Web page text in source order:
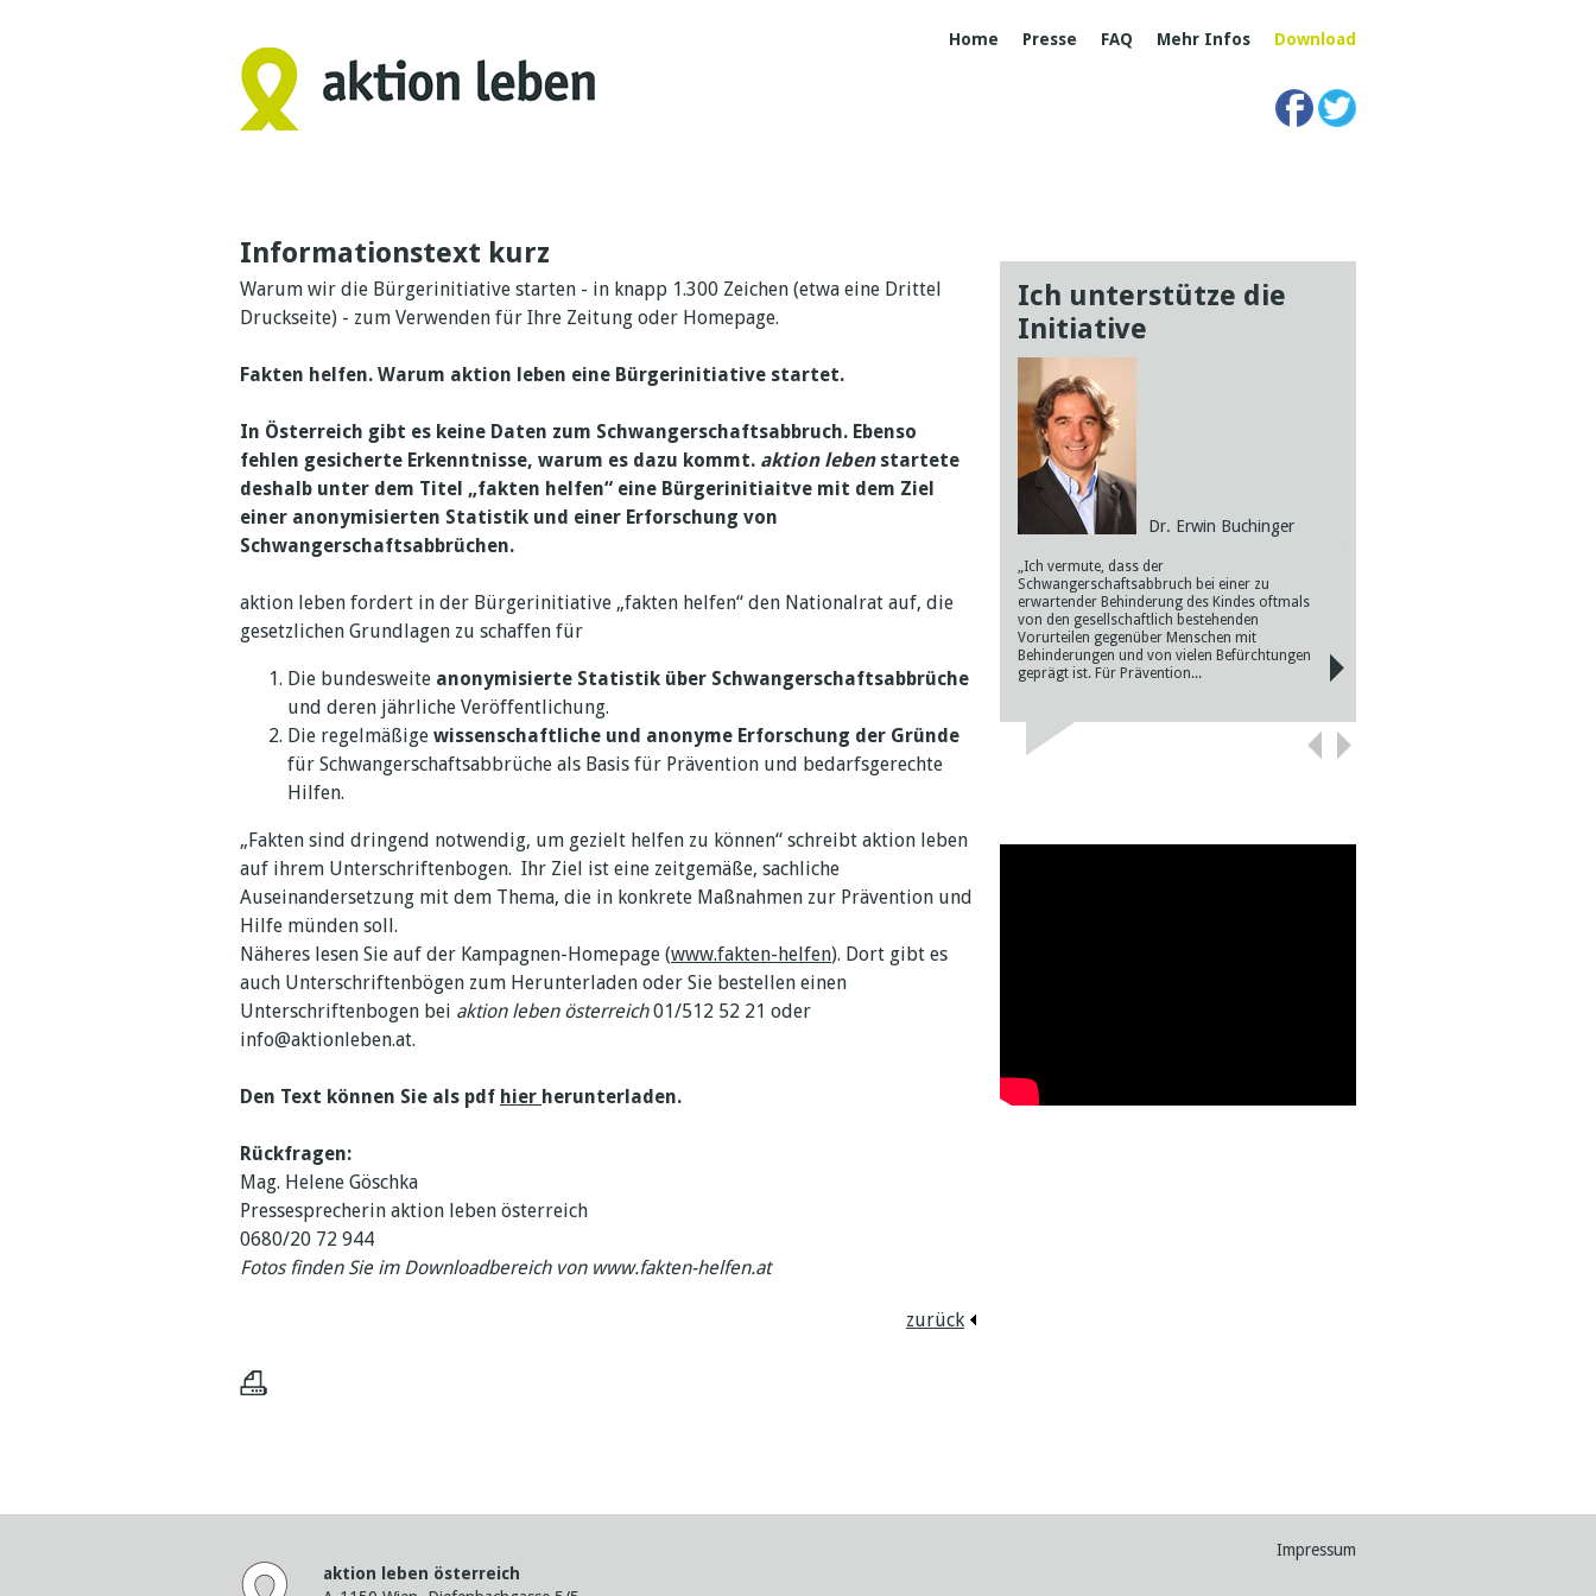
Home Presse FAQ Mehr Infos Download
Informationstext kurz
Warum wir die Bürgerinitiative starten - in knapp 1.300 Zeichen (etwa eine Drittel
Druckseite) - zum Verwenden für Ihre Zeitung oder Homepage.
Fakten helfen. Warum aktion leben eine Bürgerinitiative startet.
In Österreich gibt es keine Daten zum Schwangerschaftsabbruch. Ebenso
fehlen gesicherte Erkenntnisse, warum es dazu kommt. aktion lebenstartete
deshalb unter dem Titel „fakten helfen“ eine Bürgerinitiaitve mit dem Ziel
einer anonymisierten Statistik und einer Erforschung von
Schwangerschaftsabbrüchen.
aktion leben fordert in der Bürgerinitiative „fakten helfen“ den Nationalrat auf, die
gesetzlichen Grundlagen zu schaffen für
Die bundesweite anonymisierte Statistik über Schwangerschaftsabbrüche
und deren jährliche Veröffentlichung.
Die regelmäßige wissenschaftliche und anonyme Erforschung der Gründe
für Schwangerschaftsabbrüche als Basis für Prävention und bedarfsgerechte
Hilfen.
„Fakten sind dringend notwendig, um gezielt helfen zu können“ schreibt aktion leben
auf ihrem Unterschriftenbogen. Ihr Ziel ist eine zeitgemäße, sachliche
Auseinandersetzung mit dem Thema, die in konkrete Maßnahmen zur Prävention und
Hilfe münden soll.
Näheres lesen Sie auf der Kampagnen-Homepage (www.fakten-helfen). Dort gibt es
auch Unterschriftenbögen zum Herunterladen oder Sie bestellen einen
Unterschriftenbogen bei aktion leben österreich01/512 52 21 oder
info@aktionleben.at.
Den Text können Sie als pdf hier herunterladen.
Rückfragen:
Mag. Helene Göschka
Pressesprecherin aktion leben österreich
0680/20 72 944
Fotos finden Sie im Downloadbereich von www.fakten-helfen.at
zurück
Ich unterstütze die
Initiative
Dr. Erwin Buchinger
„Ich vermute, dass der
Schwangerschaftsabbruch bei einer zu
erwartender Behinderung des Kindes oftmals
von den gesellschaftlich bestehenden
Vorurteilen gegenüber Menschen mit
Behinderungen und von vielen Befürchtungen
geprägt ist. Für Prävention...
Impressum
aktion leben österreich